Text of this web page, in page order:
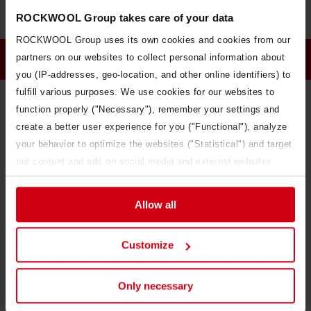
ROCKWOOL Group takes care of your data
ROCKWOOL Group uses its own cookies and cookies from our
partners on our websites to collect personal information about
you (IP-addresses, geo-location, and other online identifiers) to
fulfill various purposes. We use cookies for our websites to
function properly ("Necessary"), remember your settings and
create a better user experience for you ("Functional"), analyze
your behavior to optimize the websites ("Statistical") and target
our content and ads on social media and external websites
based on your behavior on our websites ("Marketing").
business partners may combine this data with other information
that has been provided to them in the past or that they have
collected through your use of their services. The partner may
be established in an insecure third countries, including the
United States, and by accepting cookies you also acknowledge
Allow all
Customize
Only necessary
temperaturbevægelser
Kolde tage
Varmeisoleringen placeres inde i den bærende
konstruktion.
Kan udføres ventileret eller uventileret
Kan opføres på stedet eller som præfabrikeret element
Ventileret: